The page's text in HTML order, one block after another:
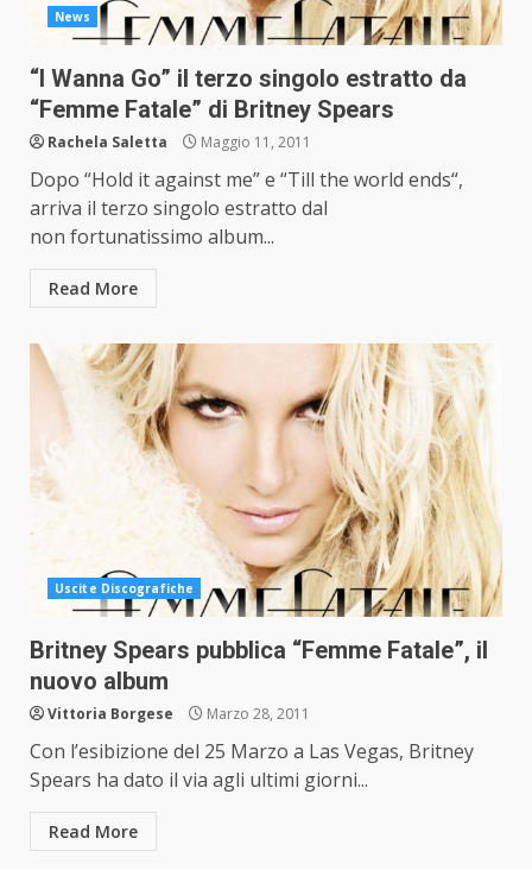
News
“I Wanna Go” il terzo singolo estratto da
“Femme Fatale” di Britney Spears
Rachela Saletta Maggio 11, 2011
Dopo “Hold it against me” e “Till the world ends“,
arriva il terzo singolo estratto dal
non fortunatissimo album...
Read More
Uscite Discografiche
Britney Spears pubblica “Femme Fatale”, il
nuovo album
Vittoria Borgese Marzo 28, 2011
Con l’esibizione del 25 Marzo a Las Vegas, Britney
Spears ha dato il via agli ultimi giorni...
Read More